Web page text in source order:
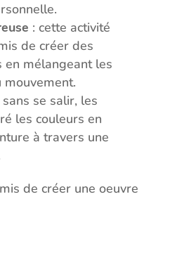
: cette activité
de créer des
mélangeant les
mouvement.
sans se salir, les
les couleurs en
à travers une
de créer une oeuvre